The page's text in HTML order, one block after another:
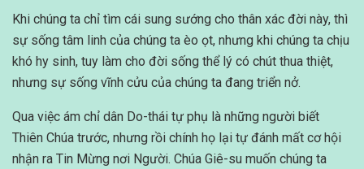
Khi chúng ta chỉ tìm cái sung sướng cho thân xác đời này, thì
sự sống tâm linh của chúng ta èo ọt, nhưng khi chúng ta chịu
khó hy sinh, tuy làm cho đời sống thể lý có chút thua thiệt,
nhưng sự sống vĩnh cửu của chúng ta đang triển nở.
Qua việc ám chỉ dân Do-thái tự phụ là những người biết
Thiên Chúa trước, nhưng rồi chính họ lại tự đánh mất cơ hội
nhận ra Tin Mừng nơi Người. Chúa Giê-su muốn chúng ta